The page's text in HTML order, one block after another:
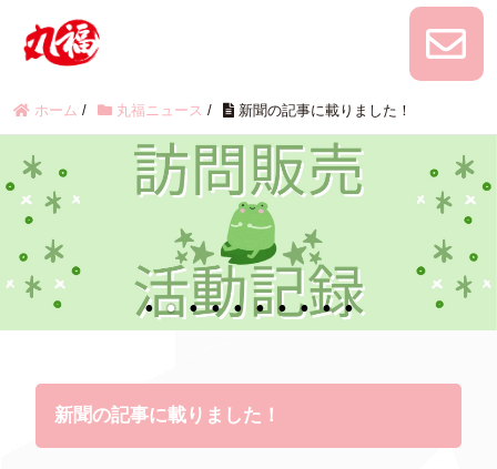
ホーム / 丸福ニュース / 新聞の記事に載りました！
新聞の記事に載りました！